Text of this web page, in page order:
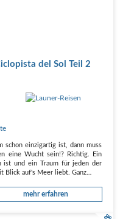
del Sol Teil 2
schon einzigartig ist, dann muss
eine Wucht sein!? Richtig. Ein
ist und ein Traum für jeden der
Blick auf's Meer liebt. Ganz…
mehr erfahren